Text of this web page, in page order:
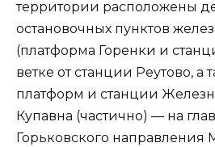
территории расположены
остановочных пунктов
(платформа Горенки и
ветке от станции Реутово, а
платформ и станции
Купавна (частично) — на
Горьковского направления